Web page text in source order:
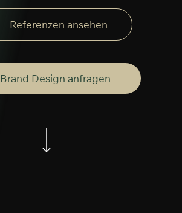
Referenzen ansehen
Brand Design anfragen